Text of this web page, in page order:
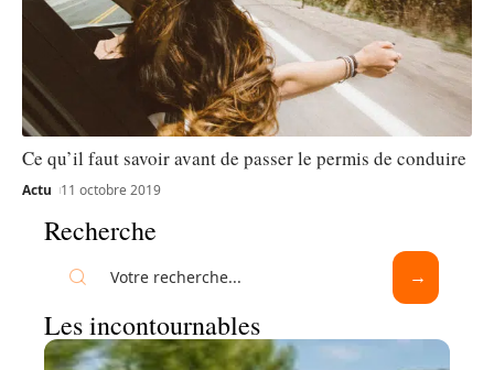
Ce qu’il faut savoir avant de passer le permis de conduire
Actu 11 octobre 2019
Recherche
Les incontournables